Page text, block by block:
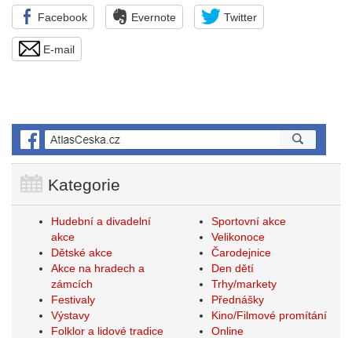
Facebook Evernote Twitter
E-mail
Kategorie
Hudební a divadelní
akce
Dětské akce
Akce na hradech a
zámcích
Festivaly
Výstavy
Folklor a lidové tradice
Sportovní akce
Velikonoce
Čarodejnice
Den dětí
Trhy/markety
Přednášky
Kino/Filmové promítání
Online